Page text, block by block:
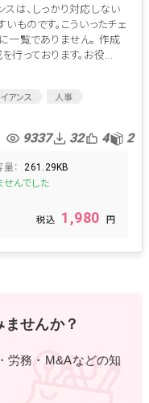
スは、しっかり対応しない
ものです。こういったチェ
一覧でありません。 作成
行っております。お役...
アンス
人事
回避
チェックリスト
9337 32 4 2
： 261.29KB
せんでした
1,980
せんか？
労務・M&Aなどの知